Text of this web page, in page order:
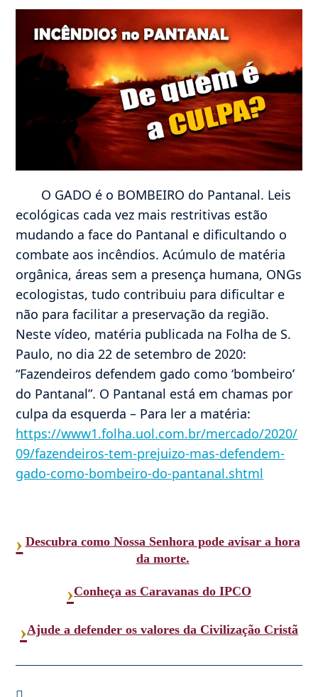
O GADO é o BOMBEIRO do Pantanal. Leis
ecológicas cada vez mais restritivas estão
mudando a face do Pantanal e dificultando o
combate aos incêndios. Acúmulo de matéria
orgânica, áreas sem a presença humana, ONGs
ecologistas, tudo contribuiu para dificultar e
não para facilitar a preservação da região.
Neste vídeo, matéria publicada na Folha de S.
Paulo, no dia 22 de setembro de 2020:
“Fazendeiros defendem gado como ‘bombeiro’
do Pantanal”. O Pantanal está em chamas por
culpa da esquerda – Para ler a matéria:
https://www1.folha.uol.com.br/mercado/2020/
09/fazendeiros-tem-prejuizo-mas-defendem-
gado-como-bombeiro-do-pantanal.shtml
› Descubra como Nossa Senhora pode avisar a hora
da morte.
›Conheça as Caravanas do IPCO
›Ajude a defender os valores da Civilização Cristã